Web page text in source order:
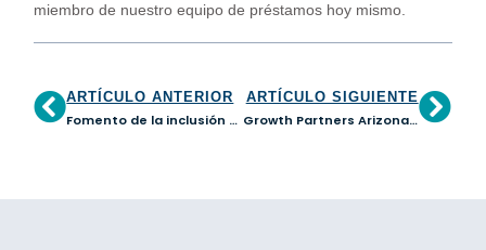
miembro de nuestro equipo de préstamos hoy mismo.
ARTÍCULO ANTERIOR
Fomento de la inclusión económica: El papel crucial de las CDFI en la defensa de las pequeñas empresas propiedad de minorías
ARTÍCULO SIGUIENTE
Growth Partners Arizona se une a la Alianza afroamericana de directores ejecutivos de CDFI